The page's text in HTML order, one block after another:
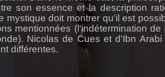
son essence et la description
mystique doit montrer qu'il est
mentionnées (l'indétermination
Nicolas de Cues et d'Ibn Arabi
différentes.